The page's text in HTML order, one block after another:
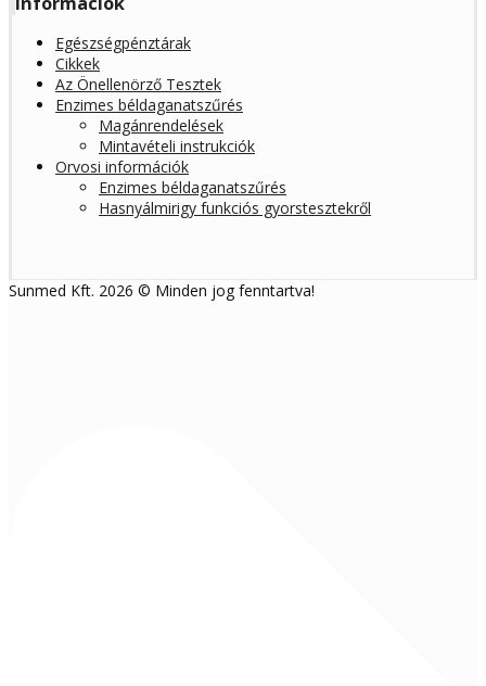
Egészségpénztárak
Cikkek
Az Önellenörző Tesztek
Enzimes béldaganatszűrés
Magánrendelések
Mintavételi instrukciók
Orvosi információk
Enzimes béldaganatszűrés
Hasnyálmirigy funkciós gyorstesztekről
Sunmed Kft. 2026 © Minden jog fenntartva!